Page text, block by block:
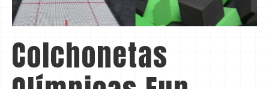
Colchonetas